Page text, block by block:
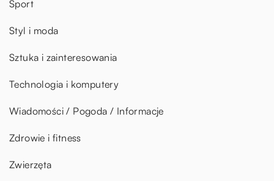
Sport
Styl i moda
Sztuka i zainteresowania
Technologia i komputery
Wiadomości / Pogoda / Informacje
Zdrowie i fitness
Zwierzęta